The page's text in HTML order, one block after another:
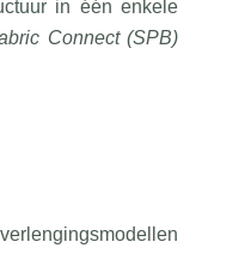
in één enkele
Connect (SPB)